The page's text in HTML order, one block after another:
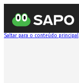
Saltar para o conteúdo principal